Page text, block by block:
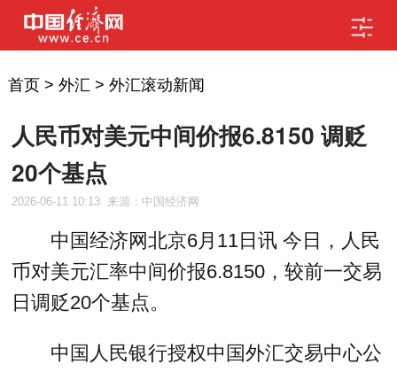
首页> 外汇 > 外汇滚动新闻
人民币对美元中间价报6.8150 调贬
20个基点
2026-06-11 10:13 来源：中国经济网
中国经济网北京6月11日讯 今日，人民
币对美元汇率中间价报6.8150，较前一交易
日调贬20个基点。
中国人民银行授权中国外汇交易中心公